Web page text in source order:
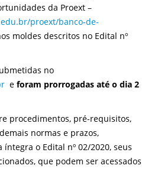
da Proext –
proext/banco-de-
moldes descritos no Edital nº
no
e foram prorrogadas até o dia 2
procedimentos, pré-requisitos,
normas e prazos,
o Edital nº 02/2020, seus
que podem ser acessados